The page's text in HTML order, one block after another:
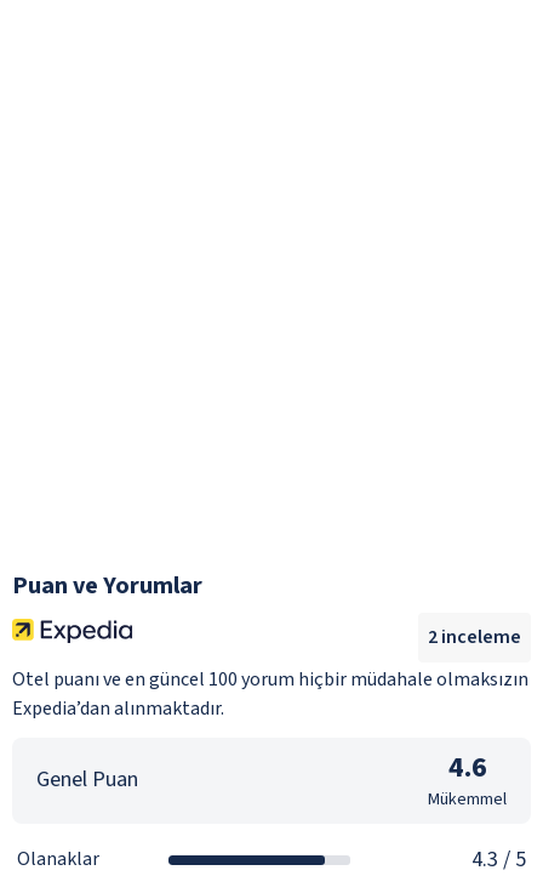
Puan ve Yorumlar
Otel puanı ve en güncel 100 yorum hiçbir müdahale olmaksızın
Expedia’dan alınmaktadır.
2inceleme
Genel Puan 4.6
Mükemmel
Olanaklar 4.3 / 5